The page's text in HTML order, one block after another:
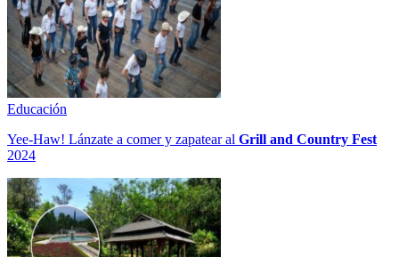
Educación
Yee-Haw! Lánzate a comer y zapatear al Grill and Country Fest
2024